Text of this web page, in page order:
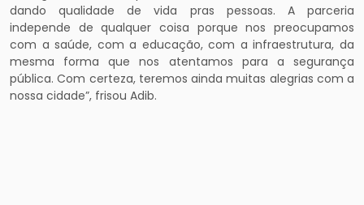
dando qualidade de vida pras pessoas. A parceria
independe de qualquer coisa porque nos preocupamos
com a saúde, com a educação, com a infraestrutura, da
mesma forma que nos atentamos para a segurança
pública. Com certeza, teremos ainda muitas alegrias com a
nossa cidade”, frisou Adib.